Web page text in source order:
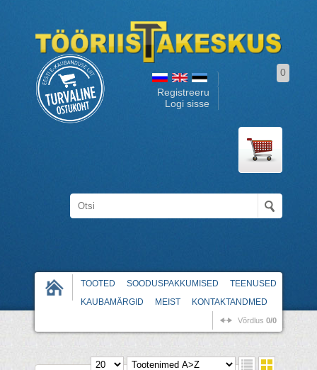
Registreeru
Logi sisse
0
TOOTED SOODUSPAKKUMISED
TEENUSED
KAUBAMÄRGID
MEIST KONTAKTANDMED
Võrdlus 0/0